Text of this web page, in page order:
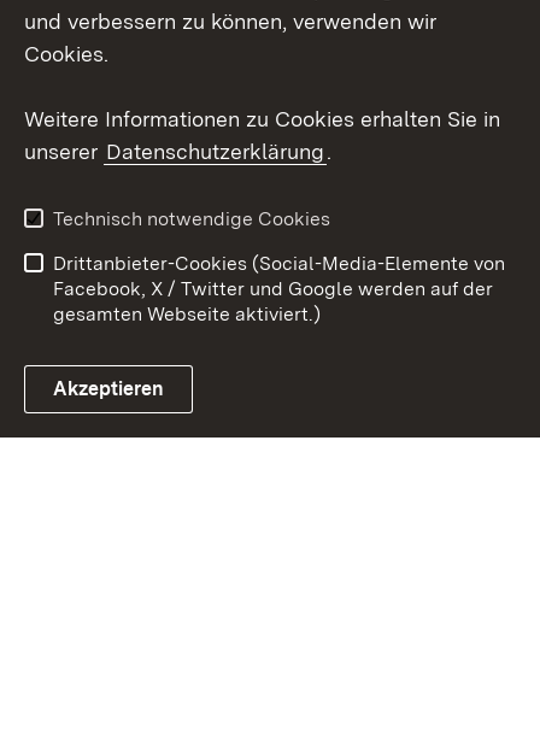
Link zum Landesportal
Barrierefreiheit
Benutzungshinweise
Impressum
Cookies
und verbessern zu können, verwenden wir
Cookies.
Weitere Informationen zu Cookies erhalten Sie in
unserer Datenschutzerklärung.
Technisch notwendige Cookies
Drittanbieter-Cookies (Social-Media-Elemente von
Facebook, X / Twitter und Google werden auf der
gesamten Webseite aktiviert.)
Akzeptieren